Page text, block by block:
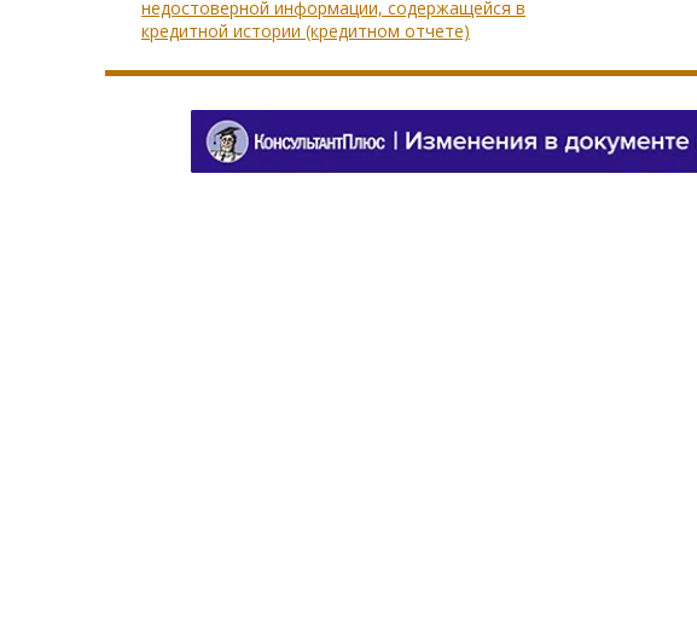
недостоверной информации, содержащейся в
кредитной истории (кредитном отчете)